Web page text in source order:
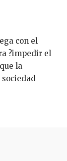
con el
?impedir el
la
sociedad